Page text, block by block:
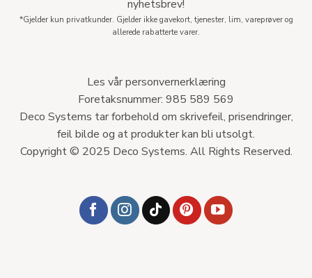
nyhetsbrev!
*Gjelder kun privatkunder. Gjelder ikke gavekort, tjenester, lim, vareprøver og
allerede rabatterte varer.
Les vår personvernerklæring
Foretaksnummer: 985 589 569
Deco Systems tar forbehold om skrivefeil, prisendringer,
feil bilde og at produkter kan bli utsolgt.
Copyright © 2025 Deco Systems. All Rights Reserved.